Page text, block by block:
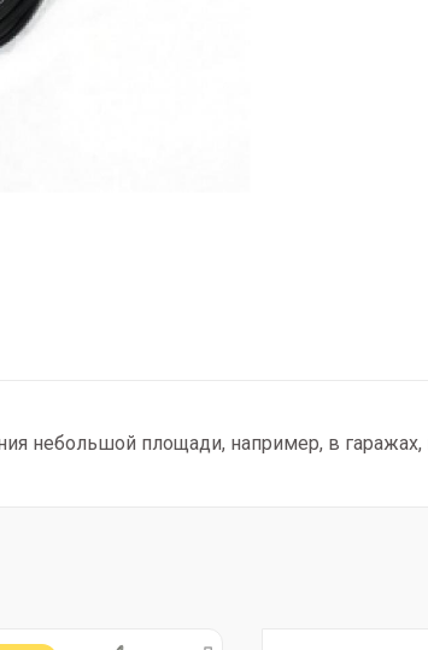
небольшой площади, например, в